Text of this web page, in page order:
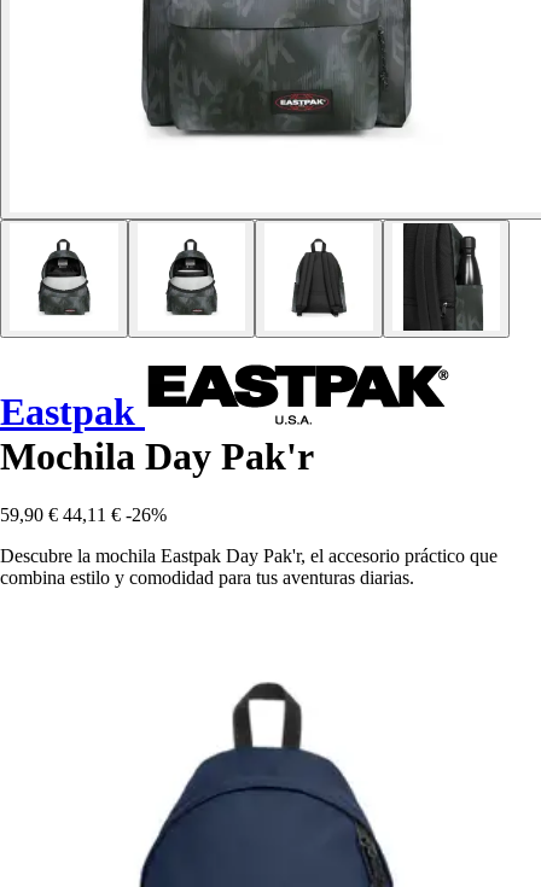
Eastpak
Mochila Day Pak'r
59,90 € 44,11 € -26%
Descubre la mochila Eastpak Day Pak'r, el accesorio práctico que
combina estilo y comodidad para tus aventuras diarias.